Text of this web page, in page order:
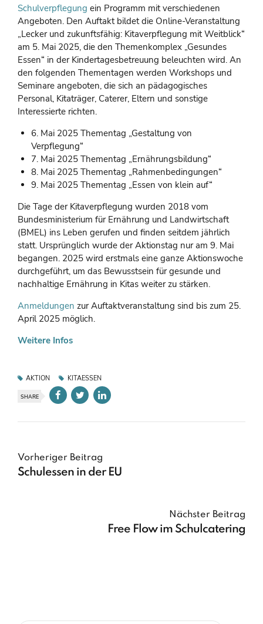
Schulverpflegung ein Programm mit verschiedenen
Angeboten. Den Auftakt bildet die Online-Veranstaltung
„Lecker und zukunftsfähig: Kitaverpflegung mit Weitblick“
am 5. Mai 2025, die den Themenkomplex „Gesundes
Essen“ in der Kindertagesbetreuung beleuchten wird. An
den folgenden Thementagen werden Workshops und
Seminare angeboten, die sich an pädagogisches
Personal, Kitaträger, Caterer, Eltern und sonstige
Interessierte richten.
6. Mai 2025 Thementag „Gestaltung von
Verpflegung“
7. Mai 2025 Thementag „Ernährungsbildung“
8. Mai 2025 Thementag „Rahmenbedingungen“
9. Mai 2025 Thementag „Essen von klein auf“
Die Tage der Kitaverpflegung wurden 2018 vom
Bundesministerium für Ernährung und Landwirtschaft
(BMEL) ins Leben gerufen und finden seitdem jährlich
statt. Ursprünglich wurde der Aktionstag nur am 9. Mai
begangen. 2025 wird erstmals eine ganze Aktionswoche
durchgeführt, um das Bewusstsein für gesunde und
nachhaltige Ernährung in Kitas weiter zu stärken.
Anmeldungen zur Auftaktveranstaltung sind bis zum 25.
April 2025 möglich.
Weitere Infos
AKTION KITAESSEN
SHARE
Vorheriger Beitrag
Schulessen in der EU
Nächster Beitrag
Free Flow im Schulcatering